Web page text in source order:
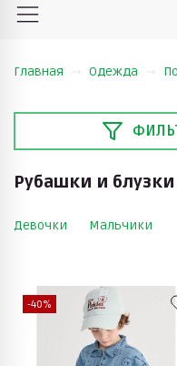
Главная Одежда
Рубашки и блузки
Девочки Мальчики
-40%